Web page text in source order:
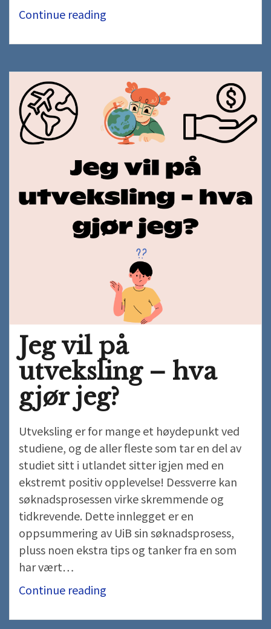
Continue reading
studentbudsjett
Jeg vil på
utveksling – hva
gjør jeg?
Utveksling er for mange et høydepunkt ved
studiene, og de aller fleste som tar en del av
studiet sitt i utlandet sitter igjen med en
ekstremt positiv opplevelse! Dessverre kan
søknadsprosessen virke skremmende og
tidkrevende. Dette innlegget er en
oppsummering av UiB sin søknadsprosess,
pluss noen ekstra tips og tanker fra en som
har vært…
Continue reading
på